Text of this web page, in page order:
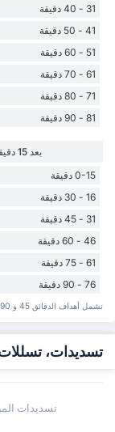
31 - 40 دقيقة
41 - 50 دقيقة
51 - 60 دقيقة
61 - 70 دقيقة
71 - 80 دقيقة
81 - 90 دقيقة
بعد 15 دقيقة
0-15 دقيقة
16 - 30 دقيقة
31 - 45 دقيقة
46 - 60 دقيقة
61 - 75 دقيقة
76 - 90 دقيقة
تشمل أهداف الدقائق 45 و 90 أهداف وقت ‏بدل ‏بدل الضائع.
تسديدات،
تسديدات